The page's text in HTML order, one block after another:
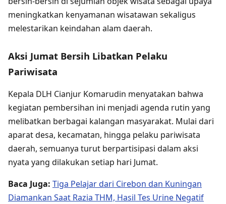
meningkatkan kenyamanan wisatawan sekaligus
melestarikan keindahan alam daerah.
Aksi Jumat Bersih Libatkan Pelaku
Pariwisata
Kepala DLH Cianjur Komarudin menyatakan bahwa
kegiatan pembersihan ini menjadi agenda rutin yang
melibatkan berbagai kalangan masyarakat. Mulai dari
aparat desa, kecamatan, hingga pelaku pariwisata
daerah, semuanya turut berpartisipasi dalam aksi
nyata yang dilakukan setiap hari Jumat.
Baca Juga: Tiga Pelajar dari Cirebon dan Kuningan
Diamankan Saat Razia THM, Hasil Tes Urine Negatif